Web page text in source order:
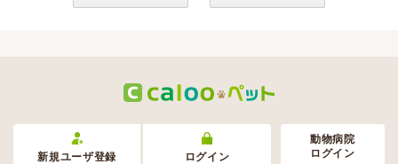
新規ユーザ登録 ログイン
動物病院
ログイン